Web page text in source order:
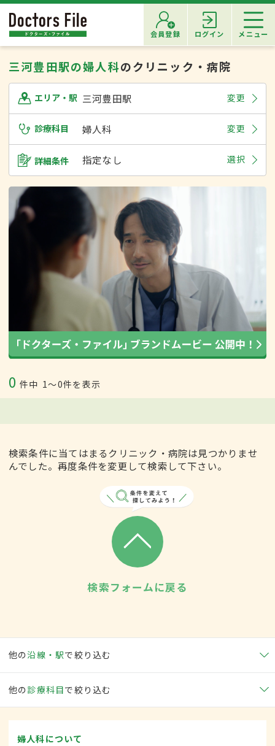
会員登録 ログイン メニュー
三河豊田駅の婦人科のクリニック・病院
エリア・駅 三河豊田駅 変更
診療科目 婦人科 変更
詳細条件 指定なし 選択
0 件中 1〜0件を表示
検索条件に当てはまるクリニック・病院は見つかりませ
んでした。再度条件を変更して検索して下さい。
検索フォームに戻る
他の沿線・駅で絞り込む
他の 診療科目で絞り込む
婦人科について